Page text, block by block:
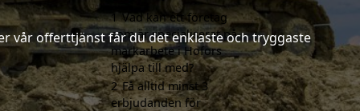
vår offerttjänst får du det enklaste och tryggaste
1 Vad kan ett företag
som är specialiserat på
markarbete i Hofors
hjälpa till med?
2 Få alltid minst 3
erbjudanden för